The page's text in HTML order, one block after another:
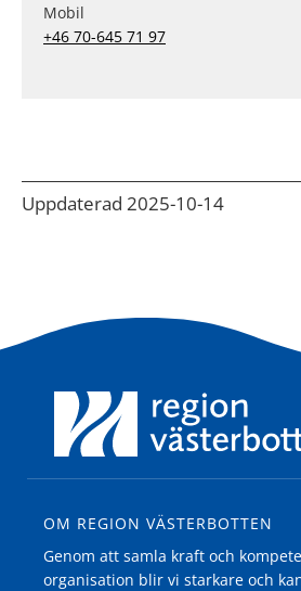
Mobil
+46 70-645 71 97
Uppdaterad 2025-10-14
OM REGION VÄSTERBOTTEN
Genom att samla kraft och
organisation blir vi starkare och